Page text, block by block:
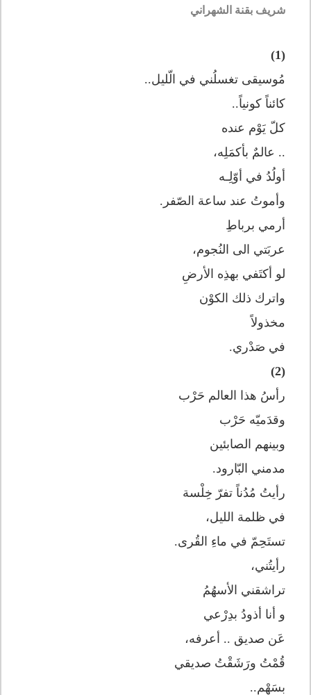
شريف بقنة الشهراني
(1)
مُوسيقى تغسلُني في الّليل..
كائناً كونياً..
كلّ يَوْم عنده
.. عالمٌ بأكمَلِه،
أولُدُ في أوّلِـه
وأموتُ عند ساعة الصّفر.
أرمي برباطِ
عربَتي الى النُجوم،
لو أكتَفي بهذِه الأرضِ
واترك ذلك الكوْن
مخذولاً
في صَدْري.
(2)
رأسُ هذا العالم حَرْب
وقدَميّه حَرْب
وبينهم الصابئين
مدمني البّارود.
رأيتُ مُدُناً تفرّ خِلْسة
في ظلمة الليل،
تستَحِمّ في ماءِ القُرى.
رأيتُني،
تراشقني الأسهُمُ
و أنا أذودُ بدِرْعي
عَن صديق .. أعرفه،
قُمْتُ ورَشَقْتُ صديقي
بسَهْم..